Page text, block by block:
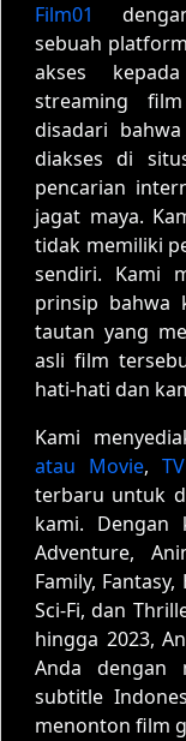
Film01
sebuah
akses
streaming
disadari
diakses di
pencarian
jagat maya.
tidak memiliki
sendiri. Kami
prinsip bahwa
tautan yang
asli film
hati-hati dan
Kami
atau Movie,
terbaru untuk
kami. Dengan
Adventure,
Family,
Sci-Fi, dan
hingga 2023,
Anda dengan
subtitle
menonton film